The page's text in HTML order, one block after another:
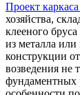
Проект
хозяйства,
клееного
из металла
конструкции
возведения не
фундаментных